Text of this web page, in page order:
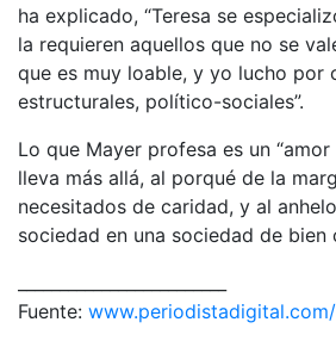
ha explicado, “Teresa se
la requieren aquellos que no se
que es muy loable, y yo lucho por
estructurales, político-sociales”.
Lo que Mayer profesa es un
lleva más allá, al porqué de la
necesitados de caridad, y al
sociedad en una sociedad de bien
Fuente: